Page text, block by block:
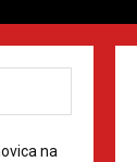
na